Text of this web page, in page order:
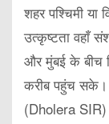
शहर पश्चिमी या
उत्कृष्टता वहाँ
और मुंबई के बीच
करीब पहुंच सके।
(Dholera SIR)